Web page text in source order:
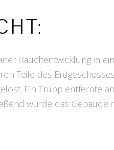
Rauchentwicklung in
Teile des
Ein Trupp entfernte
wurde das